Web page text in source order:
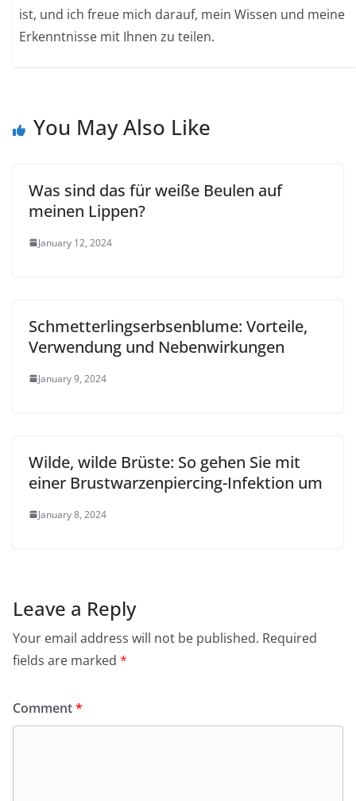
ist, und ich freue mich darauf, mein Wissen und meine
Erkenntnisse mit Ihnen zu teilen.
You May Also Like
Was sind das für weiße Beulen auf
meinen Lippen?
January 12, 2024
Schmetterlingserbsenblume: Vorteile,
Verwendung und Nebenwirkungen
January 9, 2024
Wilde, wilde Brüste: So gehen Sie mit
einer Brustwarzenpiercing-Infektion um
January 8, 2024
Leave a Reply
Your email address will not be published. Required
fields are marked *
Comment*